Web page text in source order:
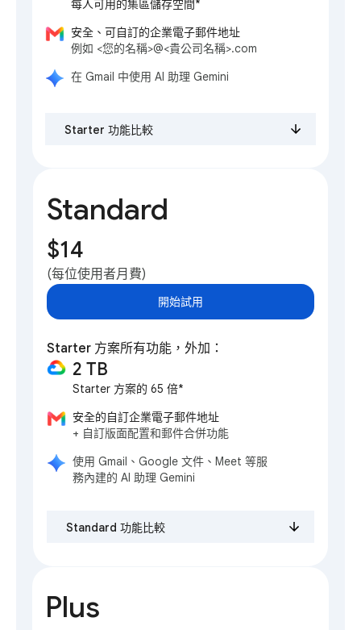
每人可用的集區儲存空間*
安全、可自訂的企業電子郵件地址
例如 <您的名稱>@<貴公司名稱>.com
在 Gmail 中使用 AI 助理 Gemini
Starter 功能比較
Standard
$14
(每位使用者月費)
開始試用
Starter 方案所有功能，外加：
2 TB
Starter 方案的 65 倍*
安全的自訂企業電子郵件地址
+ 自訂版面配置和郵件合併功能
使用 Gmail、Google 文件、Meet 等服
務內建的 AI 助理 Gemini
Standard 功能比較
Plus